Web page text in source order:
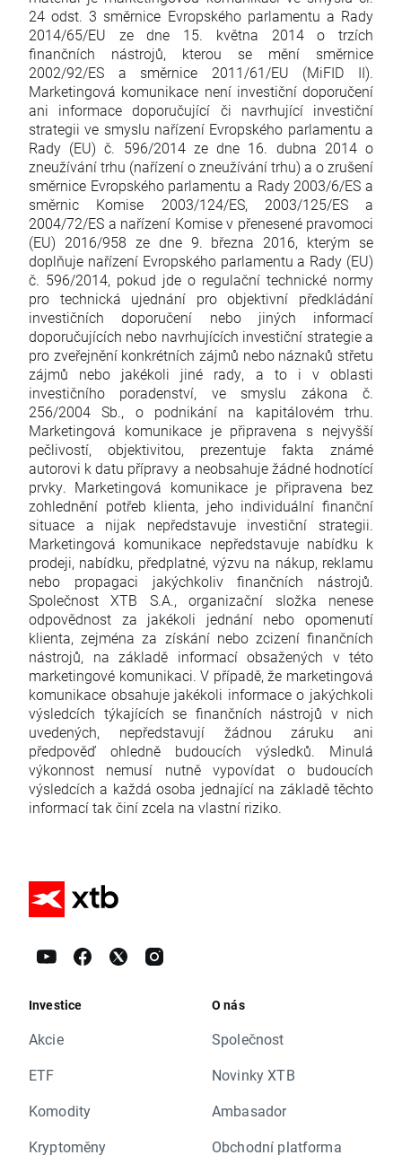
24 odst. 3 směrnice Evropského parlamentu a Rady
2014/65/EU ze dne 15. května 2014 o trzích
finančních nástrojů, kterou se mění směrnice
2002/92/ES a směrnice 2011/61/EU (MiFID II).
Marketingová komunikace není investiční doporučení
ani informace doporučující či navrhující investiční
strategii ve smyslu nařízení Evropského parlamentu a
Rady (EU) č. 596/2014 ze dne 16. dubna 2014 o
zneužívání trhu (nařízení o zneužívání trhu) a o zrušení
směrnice Evropského parlamentu a Rady 2003/6/ES a
směrnic Komise 2003/124/ES, 2003/125/ES a
2004/72/ES a nařízení Komise v přenesené pravomoci
(EU) 2016/958 ze dne 9. března 2016, kterým se
doplňuje nařízení Evropského parlamentu a Rady (EU)
č. 596/2014, pokud jde o regulační technické normy
pro technická ujednání pro objektivní předkládání
investičních doporučení nebo jiných informací
doporučujících nebo navrhujících investiční strategie a
pro zveřejnění konkrétních zájmů nebo náznaků střetu
zájmů nebo jakékoli jiné rady, a to i v oblasti
investičního poradenství, ve smyslu zákona č.
256/2004 Sb., o podnikání na kapitálovém trhu.
Marketingová komunikace je připravena s nejvyšší
pečlivostí, objektivitou, prezentuje fakta známé
autorovi k datu přípravy a neobsahuje žádné hodnotící
prvky. Marketingová komunikace je připravena bez
zohlednění potřeb klienta, jeho individuální finanční
situace a nijak nepředstavuje investiční strategii.
Marketingová komunikace nepředstavuje nabídku k
prodeji, nabídku, předplatné, výzvu na nákup, reklamu
nebo propagaci jakýchkoliv finančních nástrojů.
Společnost XTB S.A., organizační složka nenese
odpovědnost za jakékoli jednání nebo opomenutí
klienta, zejména za získání nebo zcizení finančních
nástrojů, na základě informací obsažených v této
marketingové komunikaci. V případě, že marketingová
komunikace obsahuje jakékoli informace o jakýchkoli
výsledcích týkajících se finančních nástrojů v nich
uvedených, nepředstavují žádnou záruku ani
předpověď ohledně budoucích výsledků. Minulá
výkonnost nemusí nutně vypovídat o budoucích
výsledcích a každá osoba jednající na základě těchto
informací tak činí zcela na vlastní riziko.
Investice
Akcie
ETF
Komodity
Kryptoměny
O nás
Společnost
Novinky XTB
Ambasador
Obchodní platforma